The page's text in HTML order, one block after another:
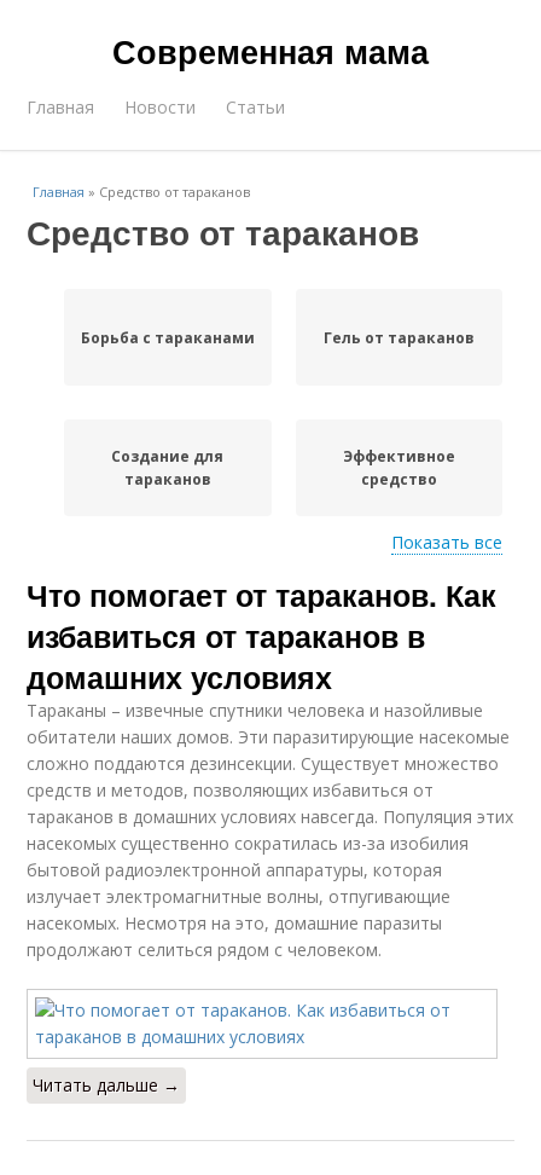
Современная мама
Главная Новости Статьи
Главная » Средство от тараканов
Средство от тараканов
Борьба с тараканами Гель от тараканов
Создание для
тараканов
Эффективное
средство
Тараканы в квартире Сода от тараканов
Профессиональное
средство
Эффективные
средства
Препараты от
тараканов
Средства от
тараканов
Луки от тараканов Народное средство
Показать все
Что помогает от тараканов. Как
избавиться от тараканов в
домашних условиях
Тараканы – извечные спутники человека и назойливые
обитатели наших домов. Эти паразитирующие насекомые
сложно поддаются дезинсекции. Существует множество
средств и методов, позволяющих избавиться от
тараканов в домашних условиях навсегда. Популяция этих
насекомых существенно сократилась из-за изобилия
бытовой радиоэлектронной аппаратуры, которая
излучает электромагнитные волны, отпугивающие
насекомых. Несмотря на это, домашние паразиты
продолжают селиться рядом с человеком.
Читать дальше →